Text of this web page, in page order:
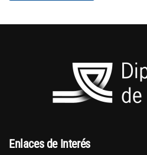
Enlaces de Interés